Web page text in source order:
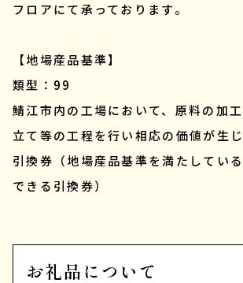
フロアにて承っております。
【地場産品基準】
類型：99
鯖江市内の工場において、原料の加
立て等の工程を行い相応の価値が生
引換券（地場産品基準を満たしてい
できる引換券）
お礼品について